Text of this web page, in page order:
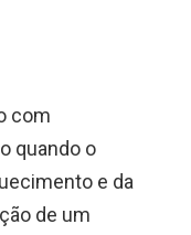
com
quando o
e da
de um